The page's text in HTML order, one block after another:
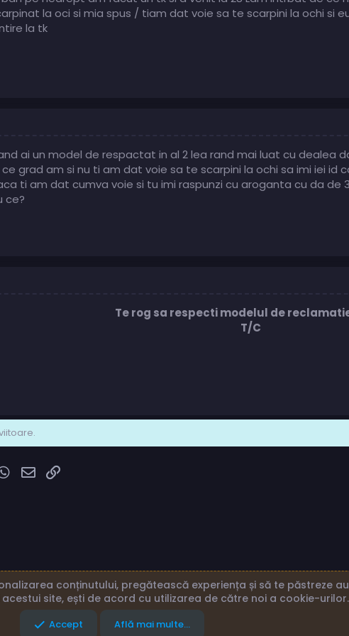
la oci si mia spus / tiam dat voie sa te scarpini la ochi si
la tk
ai un model de respactat in al 2 lea rand mai luat cu dealea
grad am si nu ti am dat voie sa te scarpini la ochi sa imi iei id
ti am dat cumva voie si tu imi raspunzi cu aroganta cu da de
ce?
Te rog sa respecti modelul de
T/C
WhatsApp
Email
Politică de confidențialitate Ajutor Acasă
conținutului, pregătească experiența și să te păstreze
site, ești de acord cu utilizarea de către noi a cookie-urilor.
Accept Află mai multe...